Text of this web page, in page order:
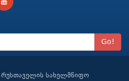
Go!
სახელმწიფო